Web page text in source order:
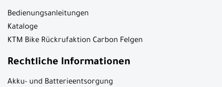
Bedienungsanleitungen
Kataloge
KTM Bike Rückrufaktion Carbon Felgen
Rechtliche Informationen
Akku- und Batterieentsorgung